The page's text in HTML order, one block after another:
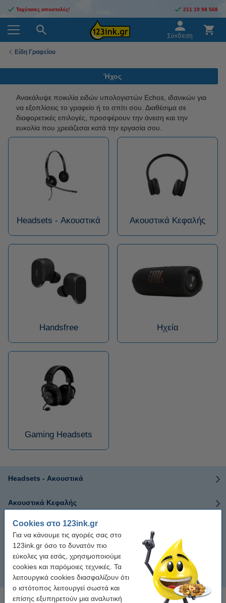
Cookies στο 123ink.gr
Για να κάνουμε τις αγορές σας στο
123ink.gr όσο το δυνατόν πιο
εύκολες για εσάς, χρησιμοποιούμε
cookies και παρόμοιες τεχνικές. Τα
λειτουργικά cookies διασφαλίζουν ότι
ο ιστότοπος λειτουργεί σωστά και
επίσης εξυπηρετούν μια αναλυτική
Ταχύτατες αποστολές! 211 19 98 568
Σύνδεση
Είδη Γραφείου
Ήχος
Ανακάλυψε ποικιλία ειδών υπολογιστών Echos, ιδανικών για
να εξοπλίσεις το γραφείο ή το σπίτι σου. Διαθέσιμα σε
διαφορετικές επιλογές, προσφέρουν την άνεση και την
ευκολία που χρειάζεσαι κατά την εργασία σου.
Headsets - Ακουστικά Ακουστικά Κεφαλής
Handsfree Ηχεία
Gaming Headsets
Headsets - Ακουστικά
Ακουστικά Κεφαλής
Handsfree
Gaming Headsets